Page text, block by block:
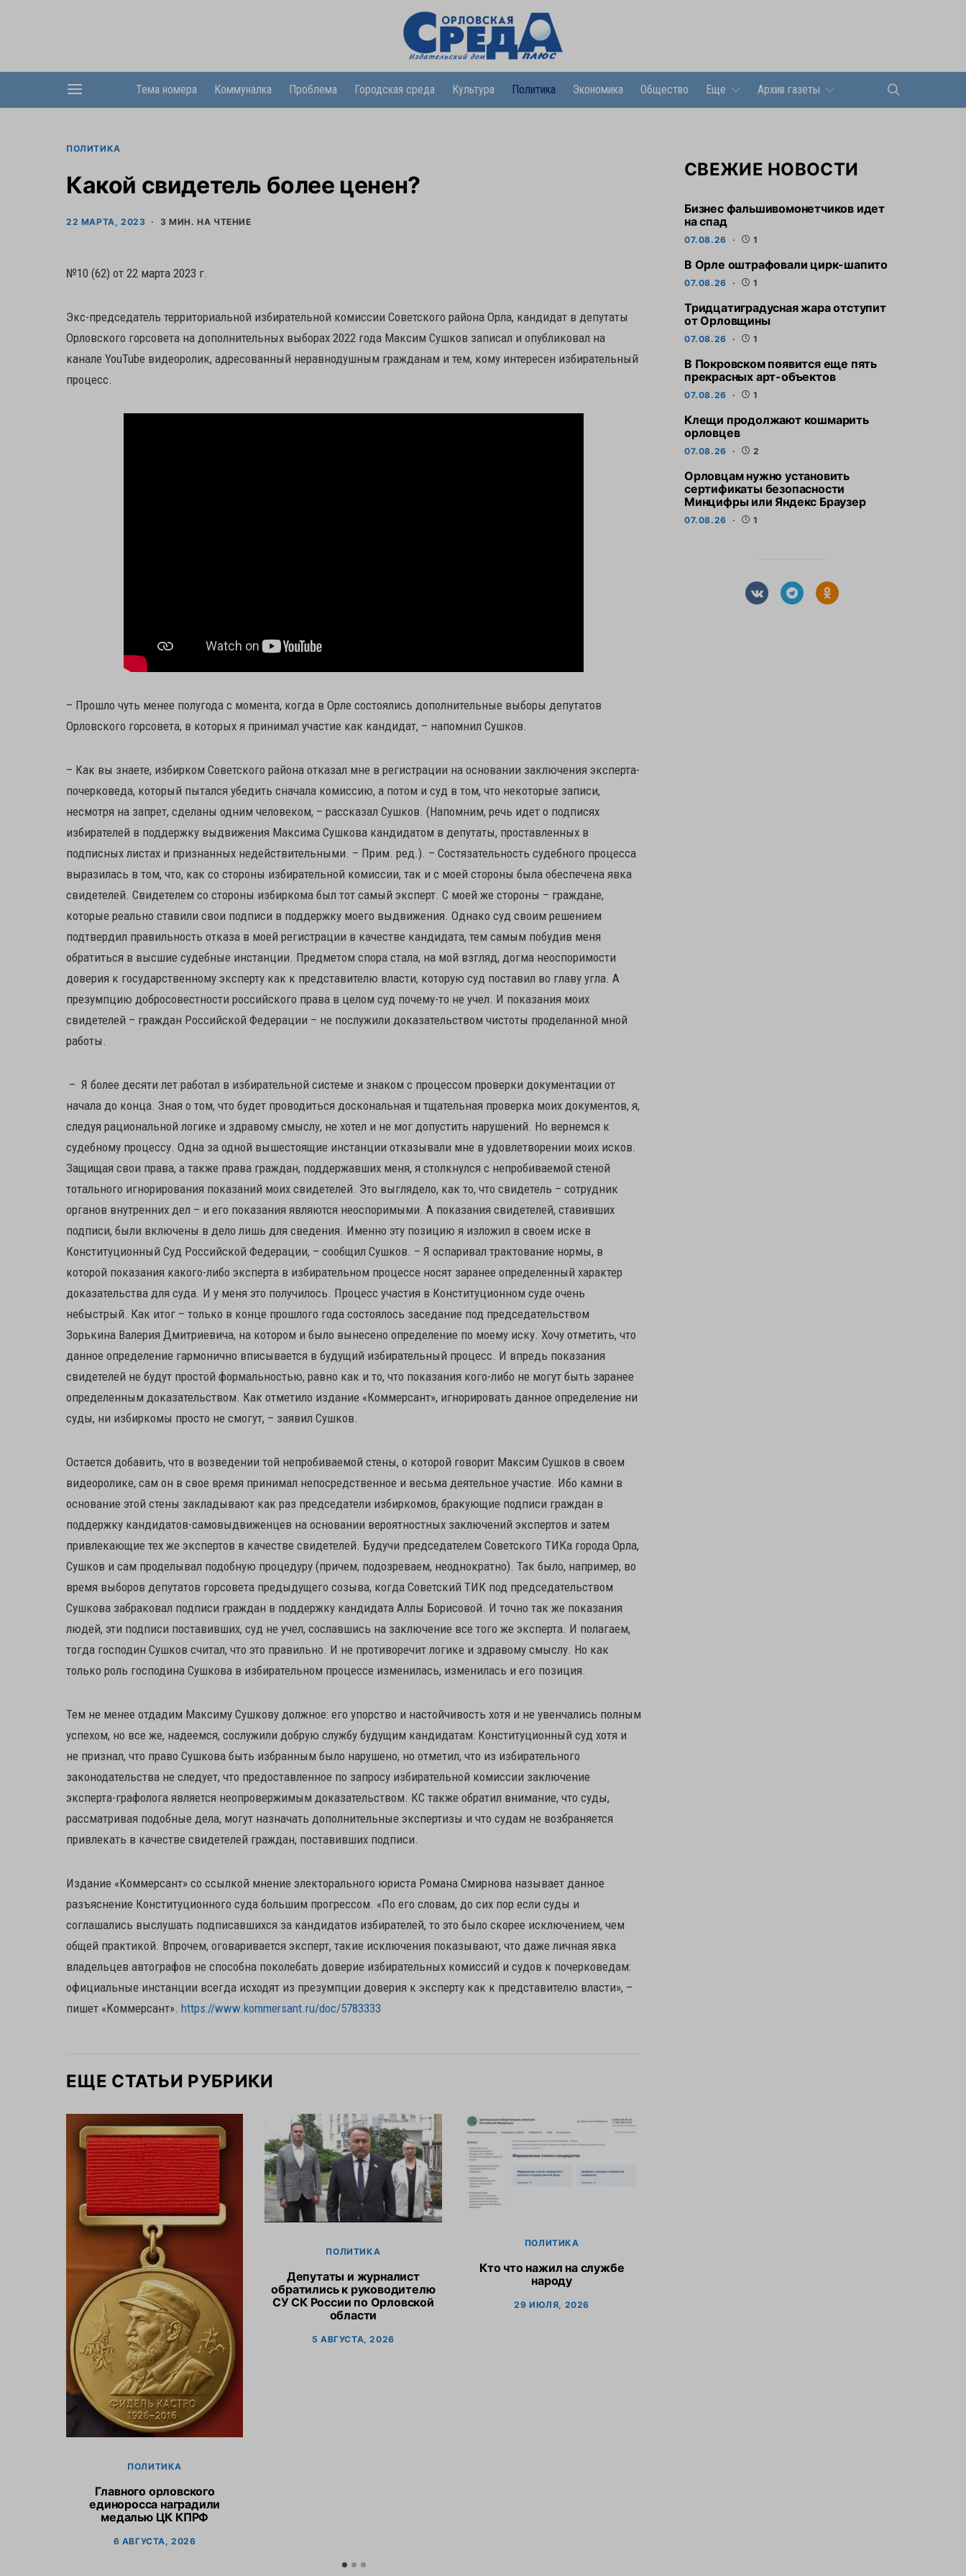
Тема номера Коммуналка Проблема Городская среда Культура Политика Экономика Общество Еще Архив газеты
ПОЛИТИКА
Какой свидетель более ценен?
22 МАРТА, 2023 3 МИН. НА ЧТЕНИЕ
№10 (62) от 22 марта 2023 г.
Экс-председатель территориальной избирательной комиссии Советского района Орла, кандидат в депутаты
Орловского горсовета на дополнительных выборах 2022 года Максим Сушков записал и опубликовал на
канале YouTube видеоролик, адресованный неравнодушным гражданам и тем, кому интересен избирательный
процесс.
– Прошло чуть менее полугода с момента, когда в Орле состоялись дополнительные выборы депутатов
Орловского горсовета, в которых я принимал участие как кандидат, – напомнил Сушков.
– Как вы знаете, избирком Советского района отказал мне в регистрации на основании заключения эксперта-
почерковеда, который пытался убедить сначала комиссию, а потом и суд в том, что некоторые записи,
несмотря на запрет, сделаны одним человеком, – рассказал Сушков. (Напомним, речь идет о подписях
избирателей в поддержку выдвижения Максима Сушкова кандидатом в депутаты, проставленных в
подписных листах и признанных недействительными. – Прим. ред.). – Состязательность судебного процесса
выразилась в том, что, как со стороны избирательной комиссии, так и с моей стороны была обеспечена явка
свидетелей. Свидетелем со стороны избиркома был тот самый эксперт. С моей же стороны – граждане,
которые реально ставили свои подписи в поддержку моего выдвижения. Однако суд своим решением
подтвердил правильность отказа в моей регистрации в качестве кандидата, тем самым побудив меня
обратиться в высшие судебные инстанции. Предметом спора стала, на мой взгляд, догма неоспоримости
доверия к государственному эксперту как к представителю власти, которую суд поставил во главу угла. А
презумпцию добросовестности российского права в целом суд почему-то не учел. И показания моих
свидетелей – граждан Российской Федерации – не послужили доказательством чистоты проделанной мной
работы.
– Я более десяти лет работал в избирательной системе и знаком с процессом проверки документации от
начала до конца. Зная о том, что будет проводиться доскональная и тщательная проверка моих документов, я,
следуя рациональной логике и здравому смыслу, не хотел и не мог допустить нарушений. Но вернемся к
судебному процессу. Одна за одной вышестоящие инстанции отказывали мне в удовлетворении моих исков.
Защищая свои права, а также права граждан, поддержавших меня, я столкнулся с непробиваемой стеной
тотального игнорирования показаний моих свидетелей. Это выглядело, как то, что свидетель – сотрудник
органов внутренних дел – и его показания являются неоспоримыми. А показания свидетелей, ставивших
подписи, были включены в дело лишь для сведения. Именно эту позицию я изложил в своем иске в
Конституционный Суд Российской Федерации, – сообщил Сушков. – Я оспаривал трактование нормы, в
которой показания какого-либо эксперта в избирательном процессе носят заранее определенный характер
доказательства для суда. И у меня это получилось. Процесс участия в Конституционном суде очень
небыстрый. Как итог – только в конце прошлого года состоялось заседание под председательством
Зорькина Валерия Дмитриевича, на котором и было вынесено определение по моему иску. Хочу отметить, что
данное определение гармонично вписывается в будущий избирательный процесс. И впредь показания
свидетелей не будут простой формальностью, равно как и то, что показания кого-либо не могут быть заранее
определенным доказательством. Как отметило издание «Коммерсант», игнорировать данное определение ни
суды, ни избиркомы просто не смогут, – заявил Сушков.
Остается добавить, что в возведении той непробиваемой стены, о которой говорит Максим Сушков в своем
видеоролике, сам он в свое время принимал непосредственное и весьма деятельное участие. Ибо камни в
основание этой стены закладывают как раз председатели избиркомов, бракующие подписи граждан в
поддержку кандидатов-самовыдвиженцев на основании вероятностных заключений экспертов и затем
привлекающие тех же экспертов в качестве свидетелей. Будучи председателем Советского ТИКа города Орла,
Сушков и сам проделывал подобную процедуру (причем, подозреваем, неоднократно). Так было, например, во
время выборов депутатов горсовета предыдущего созыва, когда Советский ТИК под председательством
Сушкова забраковал подписи граждан в поддержку кандидата Аллы Борисовой. И точно так же показания
людей, эти подписи поставивших, суд не учел, сославшись на заключение все того же эксперта. И полагаем,
тогда господин Сушков считал, что это правильно. И не противоречит логике и здравому смыслу. Но как
только роль господина Сушкова в избирательном процессе изменилась, изменилась и его позиция.
Тем не менее отдадим Максиму Сушкову должное: его упорство и настойчивость хотя и не увенчались полным
успехом, но все же, надеемся, сослужили добрую службу будущим кандидатам: Конституционный суд хотя и
не признал, что право Сушкова быть избранным было нарушено, но отметил, что из избирательного
законодательства не следует, что предоставленное по запросу избирательной комиссии заключение
эксперта-графолога является неопровержимым доказательством. КС также обратил внимание, что суды,
рассматривая подобные дела, могут назначать дополнительные экспертизы и что судам не возбраняется
привлекать в качестве свидетелей граждан, поставивших подписи.
Издание «Коммерсант» со ссылкой мнение электорального юриста Романа Смирнова называет данное
разъяснение Конституционного суда большим прогрессом. «По его словам, до сих пор если суды и
соглашались выслушать подписавшихся за кандидатов избирателей, то это было скорее исключением, чем
общей практикой. Впрочем, оговаривается эксперт, такие исключения показывают, что даже личная явка
владельцев автографов не способна поколебать доверие избирательных комиссий и судов к почерковедам:
официальные инстанции всегда исходят из презумпции доверия к эксперту как к представителю власти», –
пишет «Коммерсант». https://www.kommersant.ru/doc/5783333
ЕЩЕ СТАТЬИ РУБРИКИ
ПОЛИТИКА
Главного орловского
единоросса наградили
медалью ЦК КПРФ
6 АВГУСТА, 2026
ПОЛИТИКА
Депутаты и журналист
обратились к руководителю
СУ СК России по Орловской
области
5 АВГУСТА, 2026
ПОЛИТИКА
Кто что нажил на службе
народу
29 ИЮЛЯ, 2026
СВЕЖИЕ НОВОСТИ
Бизнес фальшивомонетчиков идет
на спад
07.08.26 1
В Орле оштрафовали цирк-шапито
07.08.26 1
Тридцатиградусная жара отступит
от Орловщины
07.08.26 1
В Покровском появится еще пять
прекрасных арт-объектов
07.08.26 1
Клещи продолжают кошмарить
орловцев
07.08.26 2
Орловцам нужно установить
сертификаты безопасности
Минцифры или Яндекс Браузер
07.08.26 1